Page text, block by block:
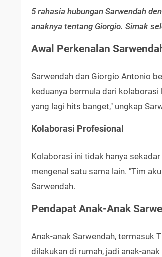
5 rahasia hubungan Sarwendah
anaknya tentang Giorgio. Simak
Awal Perkenalan
Sarwendah dan Giorgio Antonio
keduanya bermula dari
yang lagi hits banget," ungkap
Kolaborasi Profesional
Kolaborasi ini tidak hanya
mengenal satu sama lain. "Tim
Sarwendah.
Pendapat Anak-Anak
Anak-anak Sarwendah, termasuk
dilakukan di rumah, jadi anak-